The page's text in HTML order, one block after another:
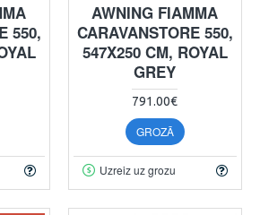
550,
AWNING FIAMMA
CARAVANSTORE 550,
547X250 CM, ROYAL
GREY
791.00€
GROZĀ
Uzreiz uz grozu